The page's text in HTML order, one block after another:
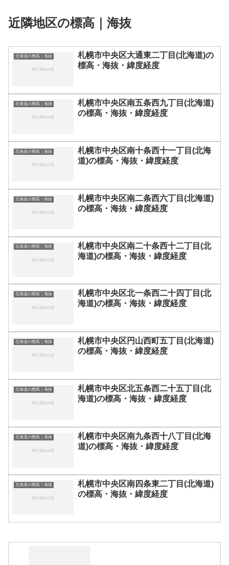
近隣地区の標高｜海抜
北海道の標高｜海抜
札幌市中央区大通東二丁目(北海道)の
標高・海抜・緯度経度
北海道の標高｜海抜
札幌市中央区南五条西九丁目(北海道)
の標高・海抜・緯度経度
北海道の標高｜海抜
札幌市中央区南十条西十一丁目(北海
道)の標高・海抜・緯度経度
北海道の標高｜海抜
札幌市中央区南二条西六丁目(北海道)
の標高・海抜・緯度経度
北海道の標高｜海抜
札幌市中央区南二十条西十二丁目(北
海道)の標高・海抜・緯度経度
北海道の標高｜海抜
札幌市中央区北一条西二十四丁目(北
海道)の標高・海抜・緯度経度
北海道の標高｜海抜
札幌市中央区円山西町五丁目(北海道)
の標高・海抜・緯度経度
北海道の標高｜海抜
札幌市中央区北五条西二十五丁目(北
海道)の標高・海抜・緯度経度
北海道の標高｜海抜
札幌市中央区南九条西十八丁目(北海
道)の標高・海抜・緯度経度
北海道の標高｜海抜
札幌市中央区南四条東二丁目(北海道)
の標高・海抜・緯度経度